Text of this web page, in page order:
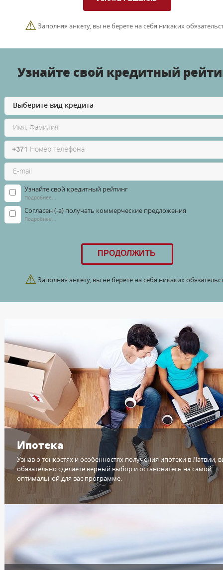
⚠ Заполняя анкету, вы не берете на себя никаких
Узнайте свой кредитный
Узнайте свой кредитный рейтинг
Подробнее...
Согласен (-а) получать коммерческие предложения
Подробнее...
⚠ Заполняя анкету, вы не берете на себя никаких
Ипотека
Узнав о тонкостях и особенностях получения ипотеки в Латвии,
обязательно сделаете верный выбор и остановитесь на самой
оптимальной для вас программе.